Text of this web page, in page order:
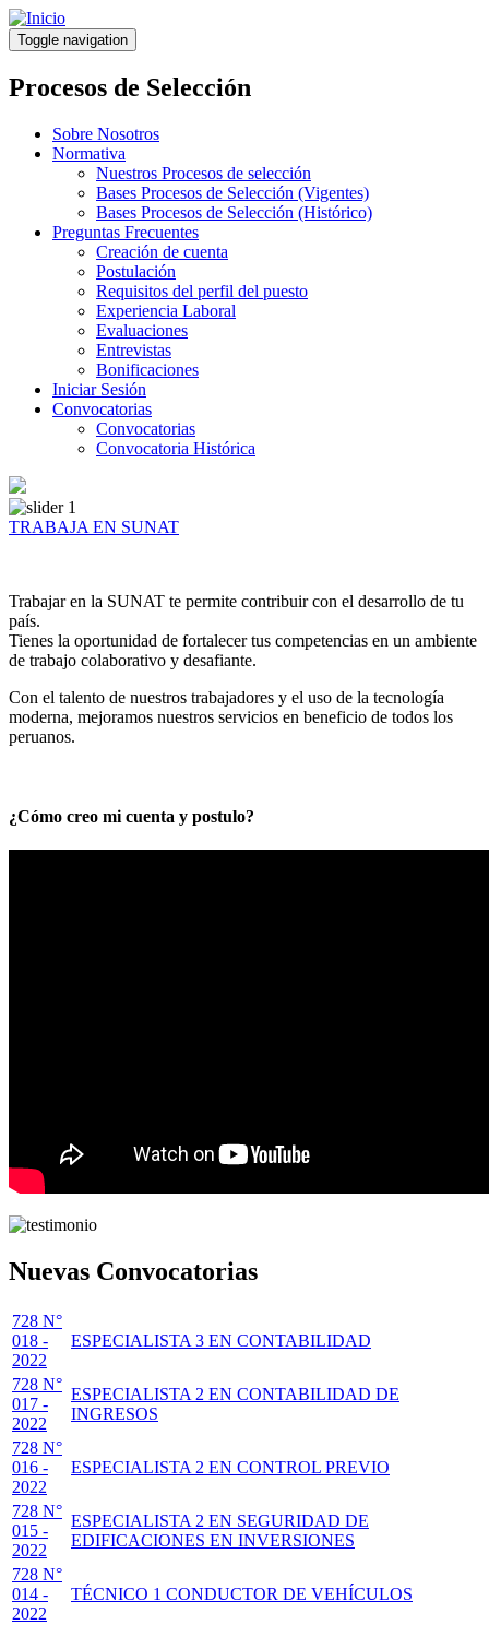
Pasar
al
contenido
principal
Toggle navigation
Procesos de Selección
Sobre Nosotros
Normativa
Nuestros Procesos de selección
Bases Procesos de Selección (Vigentes)
Bases Procesos de Selección (Histórico)
Preguntas Frecuentes
Creación de cuenta
Postulación
Requisitos del perfil del puesto
Experiencia Laboral
Evaluaciones
Entrevistas
Bonificaciones
Iniciar Sesión
Convocatorias
Convocatorias
Convocatoria Histórica
TRABAJA EN SUNAT
Trabajar en la SUNAT te permite contribuir con el desarrollo de tu
país.
Tienes la oportunidad de fortalecer tus competencias en un ambiente
de trabajo colaborativo y desafiante.
Con el talento de nuestros trabajadores y el uso de la tecnología
moderna, mejoramos nuestros servicios en beneficio de todos los
peruanos.
¿Cómo creo mi cuenta y postulo?
Nuevas Convocatorias
728 N°
018 -
2022
ESPECIALISTA 3 EN CONTABILIDAD
728 N°
017 -
2022
ESPECIALISTA 2 EN CONTABILIDAD DE
INGRESOS
728 N°
016 -
2022
ESPECIALISTA 2 EN CONTROL PREVIO
728 N°
015 -
2022
ESPECIALISTA 2 EN SEGURIDAD DE
EDIFICACIONES EN INVERSIONES
728 N°
014 -
2022
TÉCNICO 1 CONDUCTOR DE VEHÍCULOS